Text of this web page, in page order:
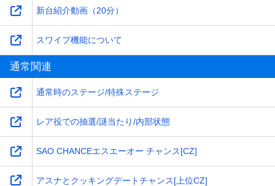
新台紹介動画（20分）
スワイプ機能について
通常関連
通常時のステージ/特殊ステージ
レア役での抽選/謎当たり/内部状態
SAO CHANCEエスエーオー チャンス[CZ]
アスナとクッキングデートチャンス[上位CZ]